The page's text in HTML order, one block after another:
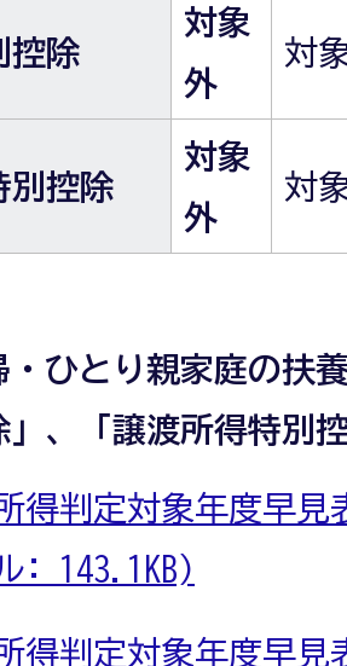
控除
対象
外
対
別控除
対象
外
対
ひとり親家庭の扶
」、「譲渡所得特別
得判定対象年度早見
: 143.1KB)
得判定対象年度早見